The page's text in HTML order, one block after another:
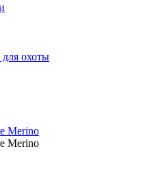
охоты
Merino
Merino